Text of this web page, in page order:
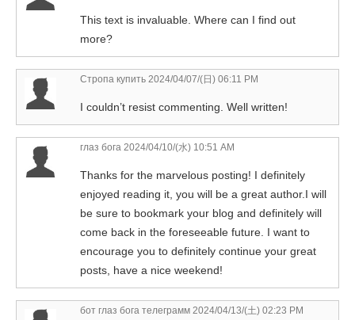
This text is invaluable. Where can I find out
more?
Стропа купить 2024/04/07/(日) 06:11 PM
I couldn’t resist commenting. Well written!
глаз бога 2024/04/10/(水) 10:51 AM
Thanks for the marvelous posting! I definitely
enjoyed reading it, you will be a great author.I will
be sure to bookmark your blog and definitely will
come back in the foreseeable future. I want to
encourage you to definitely continue your great
posts, have a nice weekend!
бот глаз бога телеграмм 2024/04/13/(土) 02:23 PM